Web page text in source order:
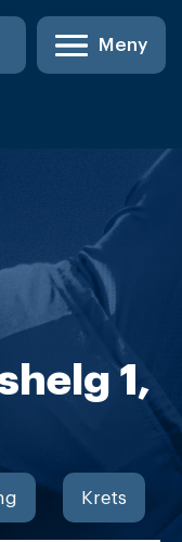
Meny
1,
Krets